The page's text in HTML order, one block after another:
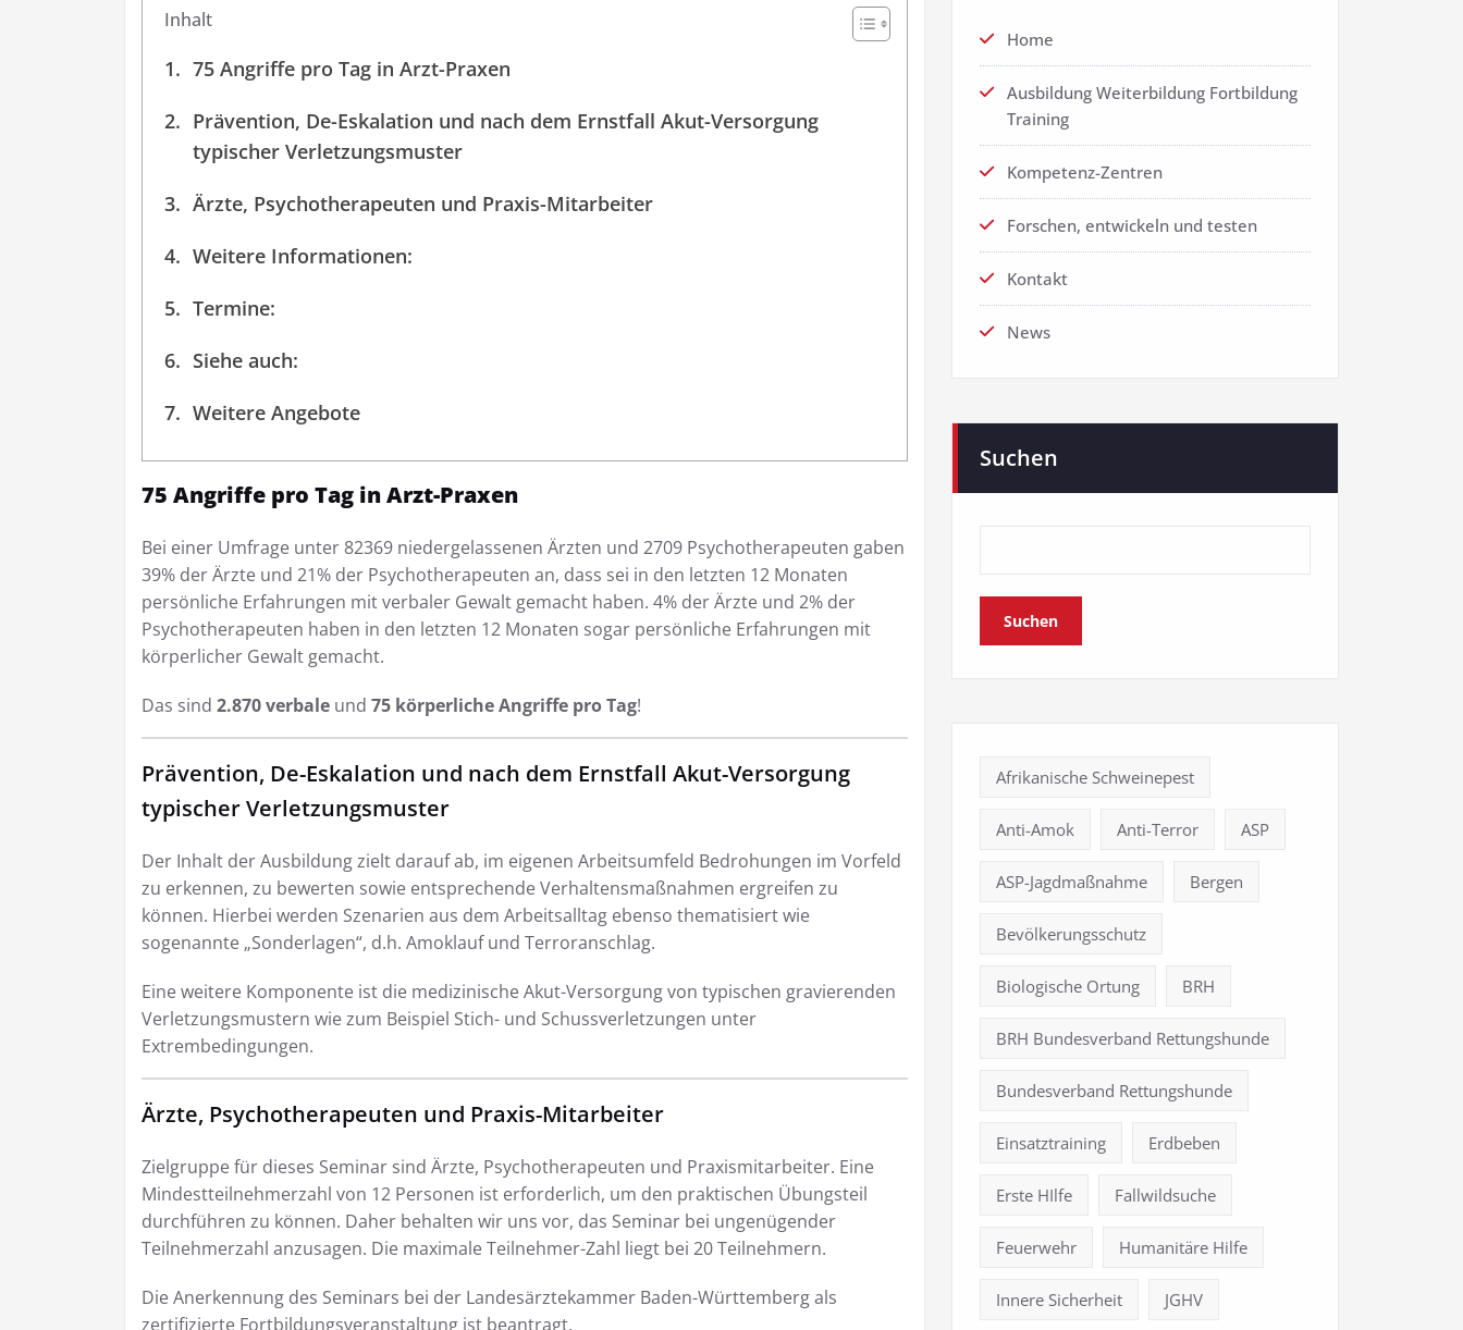
Inhalt
75 Angriffe pro Tag in Arzt-Praxen
Prävention, De-Eskalation und nach dem Ernstfall Akut-Versorgung
typischer Verletzungsmuster
Ärzte, Psychotherapeuten und Praxis-Mitarbeiter
Weitere Informationen:
Termine:
Siehe auch:
Weitere Angebote
75 Angriffe pro Tag in Arzt-Praxen
Bei einer Umfrage unter 82369 niedergelassenen Ärzten und 2709 Psychotherapeuten gaben
39% der Ärzte und 21% der Psychotherapeuten an, dass sei in den letzten 12 Monaten
persönliche Erfahrungen mit verbaler Gewalt gemacht haben. 4% der Ärzte und 2% der
Psychotherapeuten haben in den letzten 12 Monaten sogar persönliche Erfahrungen mit
körperlicher Gewalt gemacht.
Das sind 2.870 verbale und 75 körperliche Angriffe pro Tag!
Prävention, De-Eskalation und nach dem Ernstfall Akut-Versorgung
typischer Verletzungsmuster
Der Inhalt der Ausbildung zielt darauf ab, im eigenen Arbeitsumfeld Bedrohungen im Vorfeld
zu erkennen, zu bewerten sowie entsprechende Verhaltensmaßnahmen ergreifen zu
können. Hierbei werden Szenarien aus dem Arbeitsalltag ebenso thematisiert wie
sogenannte „Sonderlagen“, d.h. Amoklauf und Terroranschlag.
Eine weitere Komponente ist die medizinische Akut-Versorgung von typischen gravierenden
Verletzungsmustern wie zum Beispiel Stich- und Schussverletzungen unter
Extrembedingungen.
Ärzte, Psychotherapeuten und Praxis-Mitarbeiter
Zielgruppe für dieses Seminar sind Ärzte, Psychotherapeuten und Praxismitarbeiter. Eine
Mindestteilnehmerzahl von 12 Personen ist erforderlich, um den praktischen Übungsteil
durchführen zu können. Daher behalten wir uns vor, das Seminar bei ungenügender
Teilnehmerzahl anzusagen. Die maximale Teilnehmer-Zahl liegt bei 20 Teilnehmern.
Die Anerkennung des Seminars bei der Landesärztekammer Baden-Württemberg als
zertifizierte Fortbildungsveranstaltung ist beantragt.
Home
Ausbildung Weiterbildung Fortbildung
Training
Kompetenz-Zentren
Forschen, entwickeln und testen
Kontakt
News
Suchen
Suchen
Afrikanische Schweinepest
Anti-Amok Anti-Terror ASP
ASP-Jagdmaßnahme Bergen
Bevölkerungsschutz
Biologische Ortung BRH
BRH Bundesverband Rettungshunde
Bundesverband Rettungshunde
Einsatztraining Erdbeben
Erste HIlfe Fallwildsuche
Feuerwehr Humanitäre Hilfe
Innere Sicherheit JGHV